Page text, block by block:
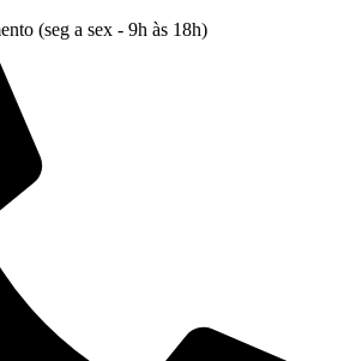
(seg a sex - 9h às 18h)